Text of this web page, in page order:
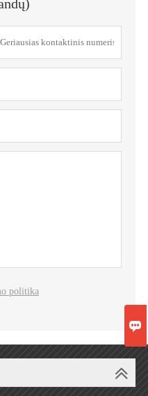
politika
